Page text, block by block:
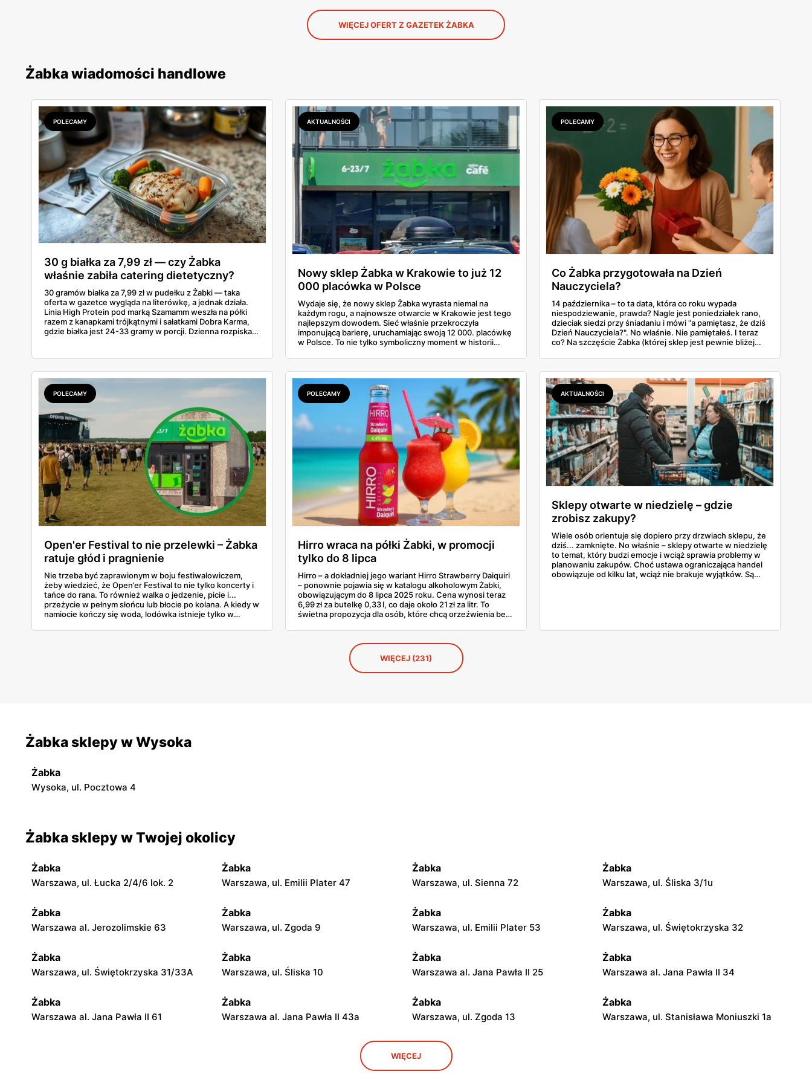
WIĘCEJ OFERT Z GAZETEK ŻABKA
Żabka wiadomości handlowe
POLECAMY
30 g białka za 7,99 zł — czy Żabka
właśnie zabiła catering dietetyczny?
30 gramów białka za 7,99 zł w pudełku z Żabki — taka
oferta w gazetce wygląda na literówkę, a jednak działa.
Linia High Protein pod marką Szamamm weszła na półki
razem z kanapkami trójkątnymi i sałatkami Dobra Karma,
gdzie białka jest 24-33 gramy w porcji. Dzienna rozpiska
proszą o porównanie — gotowce z rogu ulicy kontra
pudełko od kuriera.
AKTUALNOŚCI
Nowy sklep Żabka w Krakowie to już 12
000 placówka w Polsce
Wydaje się, że nowy sklep Żabka wyrasta niemal na
każdym rogu, a najnowsze otwarcie w Krakowie jest tego
najlepszym dowodem. Sieć właśnie przekroczyła
imponującą barierę, uruchamiając swoją 12 000. placówkę
w Polsce. To nie tylko symboliczny moment w historii
franczyzobiorców – Żabka przyspiesza i planuje otwierać
ponad tysiąc sklepów rocznie. Co to oznacza w praktyce
dla nas wszystkich?
POLECAMY
Co Żabka przygotowała na Dzień
Nauczyciela?
14 października – to ta data, która co roku wypada
niespodziewanie, prawda? Nagle jest poniedziałek rano,
dzieciak siedzi przy śniadaniu i mówi "a pamiętasz, że dziś
Dzień Nauczyciela?". No właśnie. Nie pamiętałeś. I teraz
co? Na szczęście Żabka (której sklep jest pewnie bliżej
ofertę na tę okazję. Od Kit Kata za 7,50 zł po Ferrero za 33
złote. Sprawdzamy, co warto rzucić do koszyka, zanim
dotrze do ciebie, że znowu zapomniałeś o ważnym dniu.
POLECAMY
Open'er Festival to nie przelewki – Żabka
ratuje głód i pragnienie
Nie trzeba być zaprawionym w boju festiwalowiczem,
żeby wiedzieć, że Open’er Festival to nie tylko koncerty i
tańce do rana. To również walka o jedzenie, picie i...
przeżycie w pełnym słońcu lub błocie po kolana. A kiedy w
namiocie kończy się woda, lodówka istnieje tylko w
sceny — na pomoc przychodzi stary, dobry znajomy:
POLECAMY
Hirro wraca na półki Żabki, w promocji
tylko do 8 lipca
Hirro – a dokładniej jego wariant Hirro Strawberry Daiquiri
– ponownie pojawia się w katalogu alkoholowym Żabki,
obowiązującym do 8 lipca 2025 roku. Cena wynosi teraz
6,99 zł za butelkę 0,33 l, co daje około 21 zł za litr. To
świetna propozycja dla osób, które chcą orzeźwienia bez
Promocja marką Hirro budzi ciekawość, bo choć już była
dostępna w marcu i kwietniu, to powrót takiego hitu
zawsze robi wrażenie. Idealne na letnie dni, szczególnie
kiedy jedno odkręcenie butelki potrafi dać więcej frajdy
niż misternie przygotowany drink.
AKTUALNOŚCI
Sklepy otwarte w niedzielę – gdzie
zrobisz zakupy?
Wiele osób orientuje się dopiero przy drzwiach sklepu, że
dziś... zamknięte. No właśnie – sklepy otwarte w niedzielę
to temat, który budzi emocje i wciąż sprawia problemy w
planowaniu zakupów. Choć ustawa ograniczająca handel
obowiązuje od kilku lat, wciąż nie brakuje wyjątków. Są
mieście.
WIĘCEJ (231)
Żabka sklepy w Wysoka
Żabka
Wysoka, ul. Pocztowa 4
Żabka sklepy w Twojej okolicy
Żabka
Warszawa, ul. Łucka 2/4/6 lok. 2
Żabka
Warszawa, ul. Emilii Plater 47
Żabka
Warszawa, ul. Sienna 72
Żabka
Warszawa, ul. Śliska 3/1u
Żabka
Warszawa al. Jerozolimskie 63
Żabka
Warszawa, ul. Zgoda 9
Żabka
Warszawa, ul. Emilii Plater 53
Żabka
Warszawa, ul. Świętokrzyska 32
Żabka
Warszawa, ul. Świętokrzyska 31/33A
Żabka
Warszawa, ul. Śliska 10
Żabka
Warszawa al. Jana Pawła II 25
Żabka
Warszawa al. Jana Pawła II 34
Żabka
Warszawa al. Jana Pawła II 61
Żabka
Warszawa al. Jana Pawła II 43a
Żabka
Warszawa, ul. Zgoda 13
Żabka
Warszawa, ul. Stanisława Moniuszki 1a
Żabka
Łódź, ul. Żurawia 14
WIĘCEJ